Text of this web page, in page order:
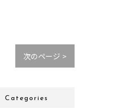
次のページ >
Categories